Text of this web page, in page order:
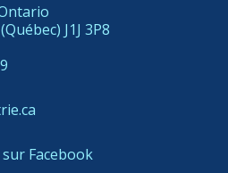
J1J 3P8
Facebook